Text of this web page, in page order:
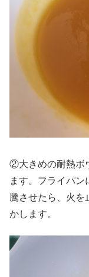
②大きめの耐熱ボ
ます。フライパ
騰させたら、火を
かします。